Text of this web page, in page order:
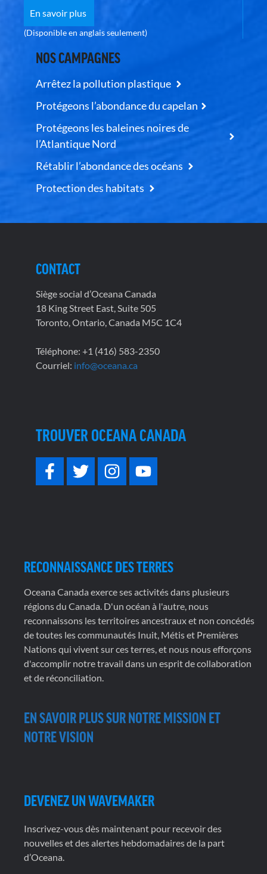
En savoir plus
(Disponible en anglais seulement)
NOS CAMPAGNES
Arrêtez la pollution plastique
Protégeons l’abondance du capelan
Protégeons les baleines noires de
l’Atlantique Nord
Rétablir l’abondance des océans
Protection des habitats
CONTACT
Siège social d’Oceana Canada
18 King Street East, Suite 505
Toronto, Ontario, Canada M5C 1C4
Téléphone: +1 (416) 583-2350
Courriel: info@oceana.ca
TROUVER OCEANA CANADA
RECONNAISSANCE DES TERRES
Oceana Canada exerce ses activités dans plusieurs
régions du Canada. D'un océan à l'autre, nous
reconnaissons les territoires ancestraux et non concédés
de toutes les communautés Inuit, Métis et Premières
Nations qui vivent sur ces terres, et nous nous efforçons
d'accomplir notre travail dans un esprit de collaboration
et de réconciliation.
EN SAVOIR PLUS SUR NOTRE MISSION ET
NOTRE VISION
DEVENEZ UN WAVEMAKER
Inscrivez-vous dès maintenant pour recevoir des
nouvelles et des alertes hebdomadaires de la part
d’Oceana.